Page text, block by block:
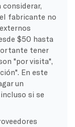
fabricante no
$50 hasta
tener
"por visita",
En este
un
si se